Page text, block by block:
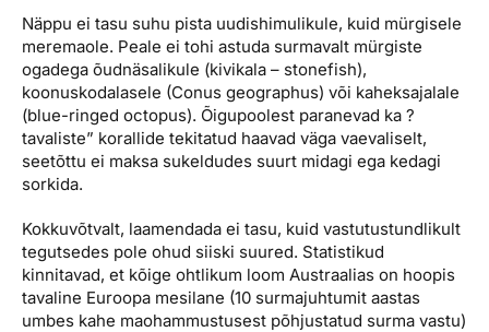
Näppu ei tasu suhu pista uudishimulikule, kuid mürgisele
meremaole. Peale ei tohi astuda surmavalt mürgiste
ogadega õudnäsalikule (kivikala – stonefish),
koonuskodalasele (Conus geographus) või kaheksajalale
(blue-ringed octopus). Õigupoolest paranevad ka ?
tavaliste” korallide tekitatud haavad väga vaevaliselt,
seetõttu ei maksa sukeldudes suurt midagi ega kedagi
sorkida.
Kokkuvõtvalt, laamendada ei tasu, kuid vastutustundlikult
tegutsedes pole ohud siiski suured. Statistikud
kinnitavad, et kõige ohtlikum loom Austraalias on hoopis
tavaline Euroopa mesilane (10 surmajuhtumit aastas
umbes kahe maohammustusest põhjustatud surma vastu)